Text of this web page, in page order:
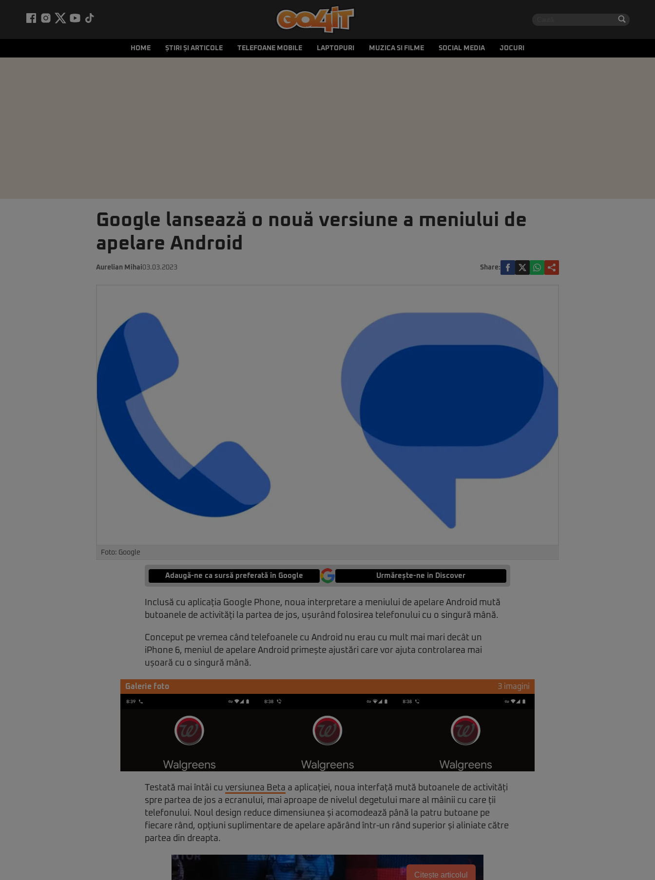
HOME ȘTIRI ȘI ARTICOLE TELEFOANE MOBILE LAPTOPURI MUZICA SI FILME SOCIAL MEDIA JOCURI
Google lansează o nouă versiune a meniului de
apelare Android
Aurelian Mihai03.03.2023 Share:
Foto: Google
Adaugă-ne ca sursă preferată în Google Urmărește-ne in Discover
Inclusă cu aplicația Google Phone, noua interpretare a meniului de apelare Android mută
butoanele de activități la partea de jos, ușurând folosirea telefonului cu o singură mână.
Conceput pe vremea când telefoanele cu Android nu erau cu mult mai mari decât un
iPhone 6, meniul de apelare Android primește ajustări care vor ajuta controlarea mai
ușoară cu o singură mână.
Galerie foto 3 imagini
Testată mai întâi cu versiunea Beta a aplicației, noua interfață mută butoanele de activități
spre partea de jos a ecranului, mai aproape de nivelul degetului mare al mâinii cu care ții
telefonului. Noul design reduce dimensiunea și acomodează până la patru butoane pe
fiecare rând, opțiuni suplimentare de apelare apărând într-un rând superior și aliniate către
partea din dreapta.
Citește articolul